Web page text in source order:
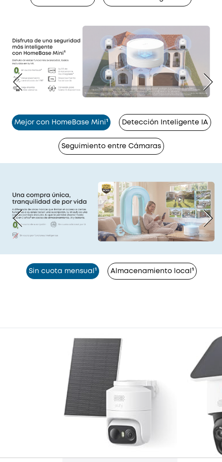
Mejor con HomeBase Mini¹ Detección Inteligente IA
Seguimiento entre Cámaras
Sin cuota mensual¹ Almacenamiento local¹